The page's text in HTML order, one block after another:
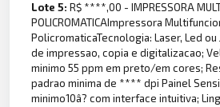
Lote 5:R$ ****,00 - IMPRESSORA
POLICROMATICAImpressora
PolicromaticaTecnologia: Laser, Led ou
de impressao, copia e digitalizacao;
minimo 55 ppm em preto/em cores;
padrao minima de **** dpi Painel
minimo10â? com interface intuitiva;